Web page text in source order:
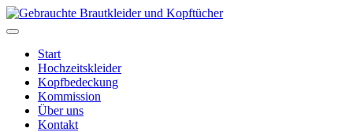
Start
Hochzeitskleider
Kopfbedeckung
Kommission
Über uns
Kontakt